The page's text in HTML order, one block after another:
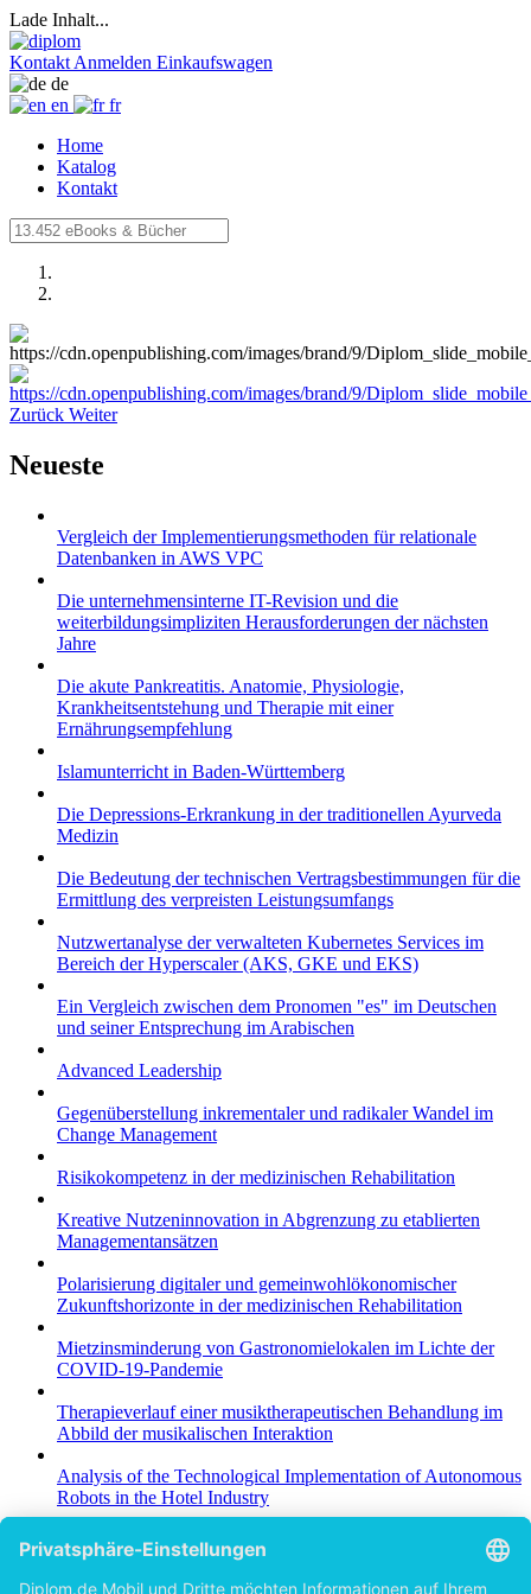
Lade Inhalt...
Kontakt Anmelden Einkaufswagen
de
en
fr
Home
Katalog
Kontakt
Zurück Weiter
Neueste
Vergleich der Implementierungsmethoden für relationale
Datenbanken in AWS VPC
Die unternehmensinterne IT-Revision und die
weiterbildungsimpliziten Herausforderungen der nächsten
Jahre
Die akute Pankreatitis. Anatomie, Physiologie,
Krankheitsentstehung und Therapie mit einer
Ernährungsempfehlung
Islamunterricht in Baden-Württemberg
Die Depressions-Erkrankung in der traditionellen Ayurveda
Medizin
Die Bedeutung der technischen Vertragsbestimmungen für die
Ermittlung des verpreisten Leistungsumfangs
Nutzwertanalyse der verwalteten Kubernetes Services im
Bereich der Hyperscaler (AKS, GKE und EKS)
Ein Vergleich zwischen dem Pronomen "es" im Deutschen
und seiner Entsprechung im Arabischen
Advanced Leadership
Gegenüberstellung inkrementaler und radikaler Wandel im
Change Management
Risikokompetenz in der medizinischen Rehabilitation
Kreative Nutzeninnovation in Abgrenzung zu etablierten
Managementansätzen
Polarisierung digitaler und gemeinwohlökonomischer
Zukunftshorizonte in der medizinischen Rehabilitation
Mietzinsminderung von Gastronomielokalen im Lichte der
COVID-19-Pandemie
Therapieverlauf einer musiktherapeutischen Behandlung im
Abbild der musikalischen Interaktion
Analysis of the Technological Implementation of Autonomous
Robots in the Hotel Industry
Pinterest Idea Ads vs. Instagram Stories
Die Möglichkeiten der Entwicklung eines neu aufgestellten